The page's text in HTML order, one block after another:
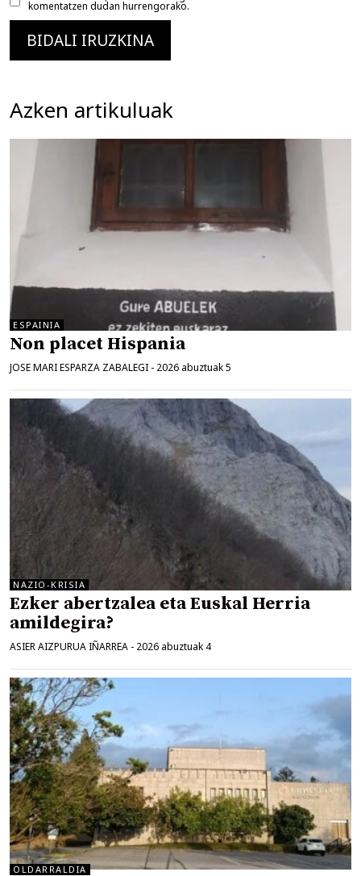
komentatzen dudan hurrengorako.
Azken artikuluak
ESPAINIA
Non placet Hispania
JOSE MARI ESPARZA ZABALEGI - 2026 abuztuak 5
NAZIO-KRISIA
Ezker abertzalea eta Euskal Herria
amildegira?
ASIER AIZPURUA IÑARREA - 2026 abuztuak 4
OLDARRALDIA